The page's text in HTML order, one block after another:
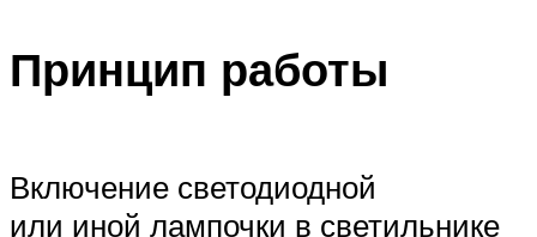
Принцип работы
Включение светодиодной
или иной лампочки в светильнике